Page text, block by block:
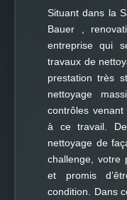
Situant dans la
Bauer ,
entreprise qui
travaux de
prestation très
nettoyage
contrôles
à ce travail.
nettoyage de
challenge, votre
et promis
condition. Dans